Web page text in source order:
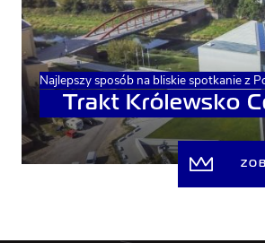
Najlepszy sposób na bliskie spotkanie z
Trakt Królewsko